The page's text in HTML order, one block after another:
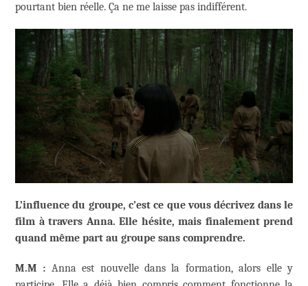
pourtant bien réelle. Ça ne me laisse pas indifférent.
L’influence du groupe, c’est ce que vous décrivez dans le
film à travers Anna. Elle hésite, mais finalement prend
quand même part au groupe sans comprendre.
M.M : Anna est nouvelle dans la formation, alors elle y